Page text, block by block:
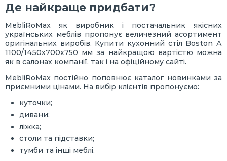
Де найкраще придбати?
MebliRoMax як виробник і постачальник якісних
українських меблів пропонує величезний асортимент
оригінальних виробів. Купити кухонний стіл Boston А
1100/1450х700х750 мм за найкращою вартістю можна
як в салонах компанії, так і на офіційному сайті.
MebliRoMax постійно поповнює каталог новинками за
приємними цінами. На вибір клієнтів пропонуємо:
куточки;
дивани;
ліжка;
столи та підставки;
тумби та інші меблі.